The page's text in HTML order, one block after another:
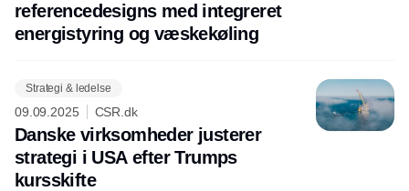
referencedesigns med integreret
energistyring og væskekøling
Strategi & ledelse
09.09.2025 CSR.dk
Danske virksomheder justerer
strategi i USA efter Trumps
kursskifte